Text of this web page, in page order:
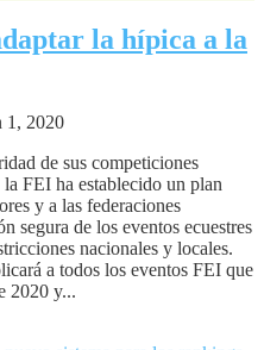
la hípica a la
1, 2020
de sus competiciones
FEI ha establecido un plan
y a las federaciones
segura de los eventos ecuestres
nacionales y locales.
a todos los eventos FEI que
2020 y...